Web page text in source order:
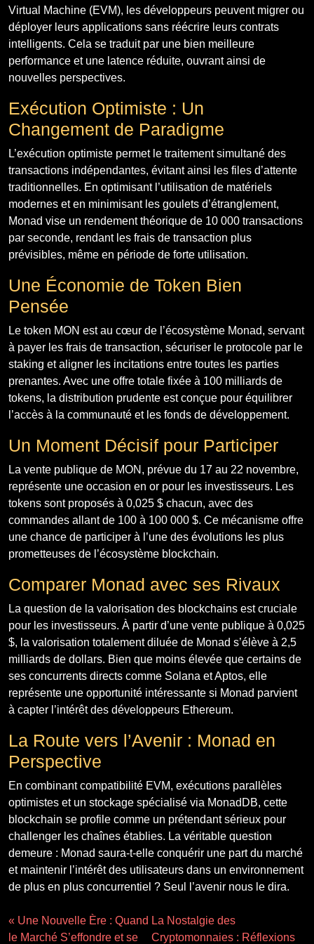
Virtual Machine (EVM), les développeurs peuvent migrer ou
déployer leurs applications sans réécrire leurs contrats
intelligents. Cela se traduit par une bien meilleure
performance et une latence réduite, ouvrant ainsi de
nouvelles perspectives.
Exécution Optimiste : Un
Changement de Paradigme
L’exécution optimiste permet le traitement simultané des
transactions indépendantes, évitant ainsi les files d’attente
traditionnelles. En optimisant l’utilisation de matériels
modernes et en minimisant les goulets d’étranglement,
Monad vise un rendement théorique de 10 000 transactions
par seconde, rendant les frais de transaction plus
prévisibles, même en période de forte utilisation.
Une Économie de Token Bien
Pensée
Le token MON est au cœur de l’écosystème Monad, servant
à payer les frais de transaction, sécuriser le protocole par le
staking et aligner les incitations entre toutes les parties
prenantes. Avec une offre totale fixée à 100 milliards de
tokens, la distribution prudente est conçue pour équilibrer
l’accès à la communauté et les fonds de développement.
Un Moment Décisif pour Participer
La vente publique de MON, prévue du 17 au 22 novembre,
représente une occasion en or pour les investisseurs. Les
tokens sont proposés à 0,025 $ chacun, avec des
commandes allant de 100 à 100 000 $. Ce mécanisme offre
une chance de participer à l’une des évolutions les plus
prometteuses de l’écosystème blockchain.
Comparer Monad avec ses Rivaux
La question de la valorisation des blockchains est cruciale
pour les investisseurs. À partir d’une vente publique à 0,025
$, la valorisation totalement diluée de Monad s’élève à 2,5
milliards de dollars. Bien que moins élevée que certains de
ses concurrents directs comme Solana et Aptos, elle
représente une opportunité intéressante si Monad parvient
à capter l’intérêt des développeurs Ethereum.
La Route vers l’Avenir : Monad en
Perspective
En combinant compatibilité EVM, exécutions parallèles
optimistes et un stockage spécialisé via MonadDB, cette
blockchain se profile comme un prétendant sérieux pour
challenger les chaînes établies. La véritable question
demeure : Monad saura-t-elle conquérir une part du marché
et maintenir l’intérêt des utilisateurs dans un environnement
de plus en plus concurrentiel ? Seul l’avenir nous le dira.
« Une Nouvelle Ère : Quand
le Marché S’effondre et se
La Nostalgie des
Cryptomonnaies : Réflexions